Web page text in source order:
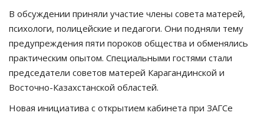
В обсуждении приняли участие члены совета матерей,
психологи, полицейские и педагоги. Они подняли тему
предупреждения пяти пороков общества и обменялись
практическим опытом. Специальными гостями стали
председатели советов матерей Карагандинской и
Восточно-Казахстанской областей.
Новая инициатива с открытием кабинета при ЗАГСе